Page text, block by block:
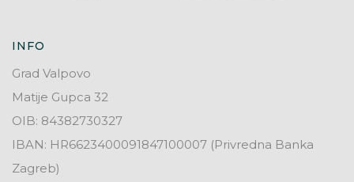
INFO
Grad Valpovo
Matije Gupca 32
OIB: 84382730327
IBAN: HR6623400091847100007 (Privredna Banka
Zagreb)